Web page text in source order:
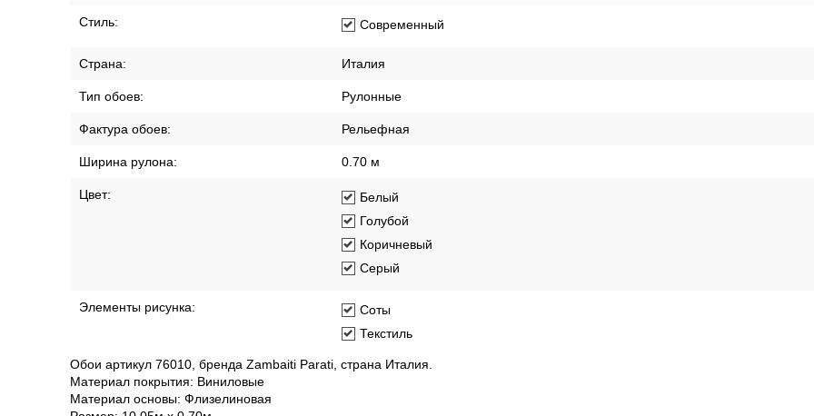
Стиль: Современный
Страна: Италия
Тип обоев: Рулонные
Фактура обоев: Рельефная
Ширина рулона: 0.70 м
Цвет:
Белый
Голубой
Коричневый
Серый
Элементы рисунка:
Соты
Текстиль
Обои артикул 76010, бренда Zambaiti Parati, страна Италия.
Материал покрытия: Виниловые
Материал основы: Флизелиновая